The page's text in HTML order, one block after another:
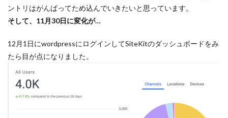
ントリはがんばってため込んでいきたいと思っています。
そして、11月30日に変化が…
12月1日にwordpressにログインしてSiteKitのダッシュボードをみ
たら目が点になりました。